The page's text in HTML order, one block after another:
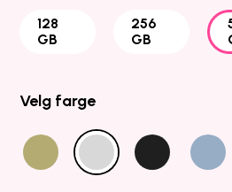
128
GB
256
GB
Velg farge